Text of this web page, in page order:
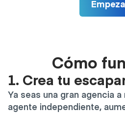
Cómo
1. Crea tu
Ya seas una gran agencia
agente independiente,